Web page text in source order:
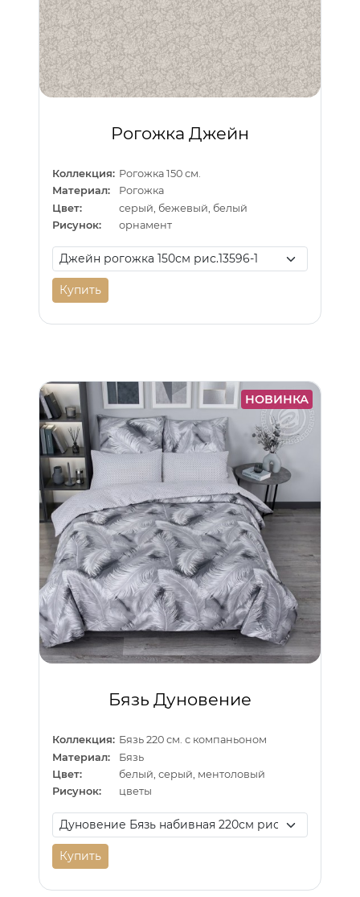
Рогожка Джейн
Коллекция: Рогожка 150 см.
Материал:
Рогожка
Цвет:
серый, бежевый, белый
Рисунок:
орнамент
Купить
НОВИНКА
Бязь Дуновение
Коллекция: Бязь 220 см. с компаньоном
Материал:
Бязь
Цвет:
белый, серый, ментоловый
Рисунок:
цветы
Купить